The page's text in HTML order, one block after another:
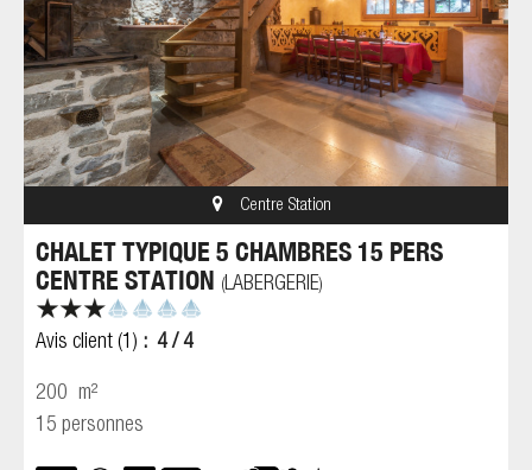
Centre Station
CHALET TYPIQUE 5 CHAMBRES 15 PERS
CENTRE STATION (LABERGERIE)
Avis client (1) 4 / 4
200 m²
15 personnes